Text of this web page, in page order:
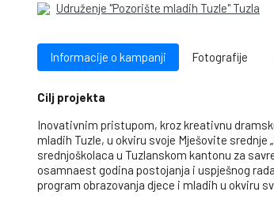
Udruženje "Pozorište mladih Tuzle" Tuzla
Informacije o kampanji Fotografije
Cilj projekta
Inovativnim pristupom, kroz kreativnu
mladih Tuzle, u okviru svoje Mješovite srednje
srednjoškolaca u Tuzlanskom kantonu za
osamnaest godina postojanja i uspješnog
program obrazovanja djece i mladih u okviru